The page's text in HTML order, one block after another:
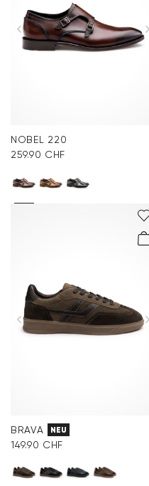
NOBEL 220
259.90 CHF
BRAVA NEU
149.90 CHF